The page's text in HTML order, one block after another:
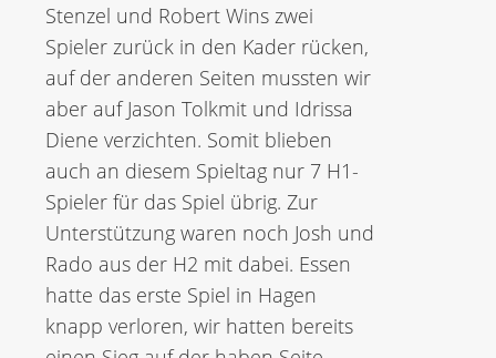
Stenzel und Robert Wins zwei
Spieler zurück in den Kader rücken,
auf der anderen Seiten mussten wir
aber auf Jason Tolkmit und Idrissa
Diene verzichten. Somit blieben
auch an diesem Spieltag nur 7 H1-
Spieler für das Spiel übrig. Zur
Unterstützung waren noch Josh und
Rado aus der H2 mit dabei. Essen
hatte das erste Spiel in Hagen
knapp verloren, wir hatten bereits